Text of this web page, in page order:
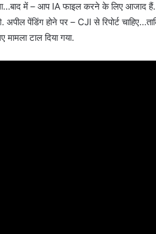
में – आप IA फाइल करने के लिए आजाद
पेंडिंग होने पर – CJI से रिपोर्ट
टाल दिया गया.